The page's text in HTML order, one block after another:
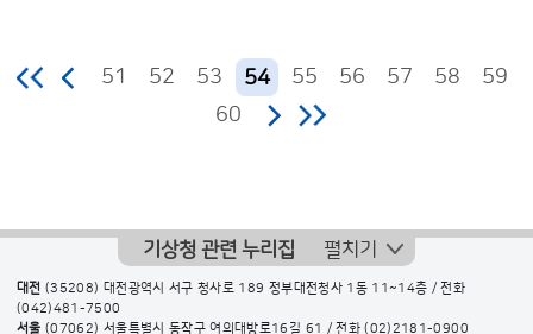
51 52 53 54 55 56 57 58
59
60
기상청 관련 누리집 펼치기
대전 (35208) 대전광역시 서구 청사로 189 정부대전청사 1동 11~14층 / 전화
(042)481-7500
서울 (07062) 서울특별시 동작구 여의대방로16길 61 / 전화(02)2181-0900